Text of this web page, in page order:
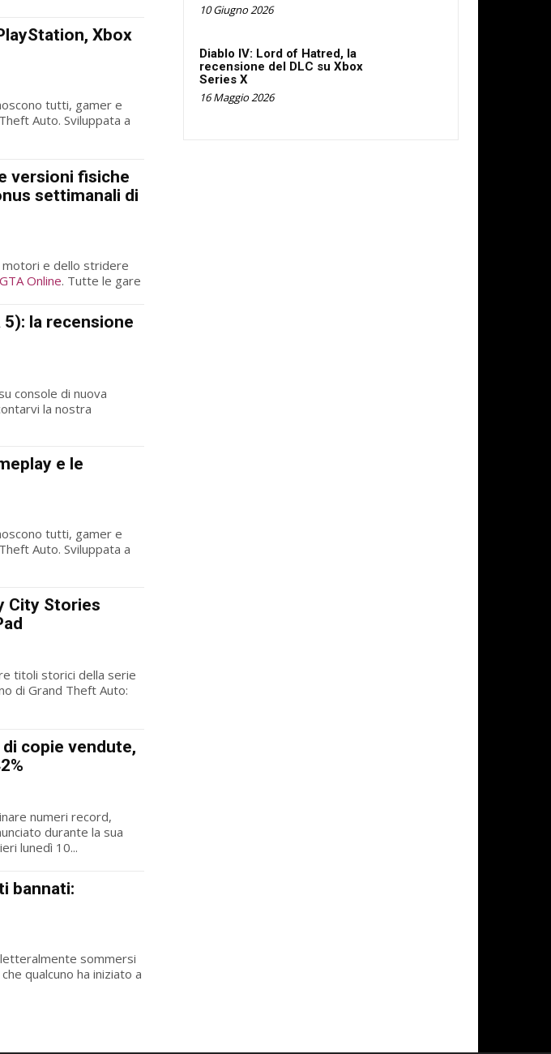
Xbox
tutti, gamer e
Auto. Sviluppata a
versioni fisiche
settimanali di
e dello stridere
GTA Online. Tutte le gare
la recensione
console di nuova
la nostra
e le
tutti, gamer e
Auto. Sviluppata a
City Stories
titoli storici della serie
di Grand Theft Auto:
copie vendute,
numeri record,
durante la sua
lunedì 10...
bannati:
sommersi
qualcuno ha iniziato a
10 Giugno 2026
Diablo IV: Lord of Hatred, la
recensione del DLC su Xbox
Series X
16 Maggio 2026